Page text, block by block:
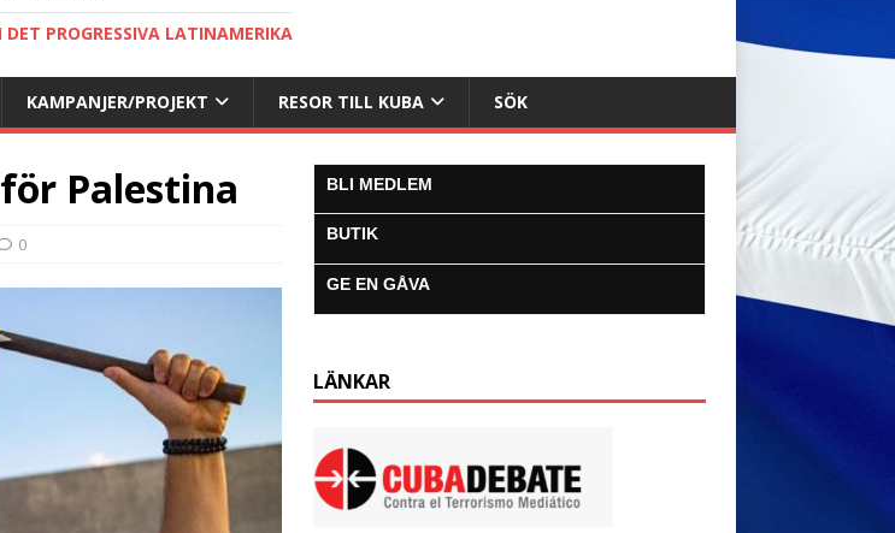
PROGRESSIVA LATINAMERIKA
KAMPANJER/PROJEKT RESOR TILL KUBA SÖK
Palestina
0
BLI MEDLEM
BUTIK
GE EN GÅVA
LÄNKAR